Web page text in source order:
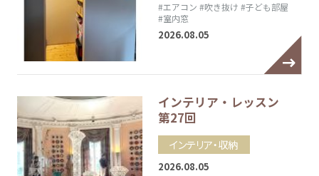
#エアコン #吹き抜け #子ども部屋
#室内窓
2026.08.05
インテリア・レッスン
第27回
インテリア・収納
2026.08.05